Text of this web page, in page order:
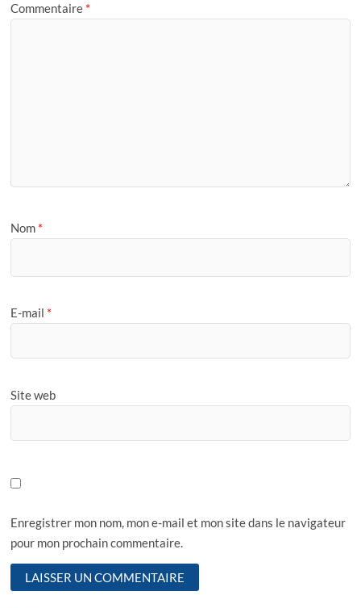
Commentaire *
Nom *
E-mail *
Site web
Enregistrer mon nom, mon e-mail et mon site dans le navigateur
pour mon prochain commentaire.